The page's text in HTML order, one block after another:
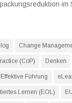
im
Change
(CoP) Denken
Effektive Führung
Lernen (EOL)